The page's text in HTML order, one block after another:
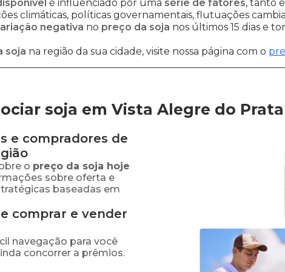
é influenciado por uma série de fatores, tanto
climáticas, políticas governamentais, flutuações
negativa no preço da soja nos últimos 15 dias e
soja na região da sua cidade, visite nossa página com o
soja em Vista Alegre do Prata
e compradores de
o preço da soja hoje
sobre oferta e
baseadas em
comprar e vender
navegação para você
concorrer a prêmios.